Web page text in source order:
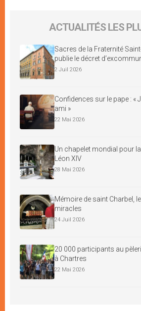
ACTUALITÉS LES
Sacres de la Fraternité
publie le décret
2 Juil 2026
Confidences sur le pape : «
ami »
22 Mai 2026
Un chapelet mondial pour
Léon XIV
28 Mai 2026
Mémoire de saint Charbel,
miracles
24 Juil 2026
20 000 participants au
à Chartres
22 Mai 2026